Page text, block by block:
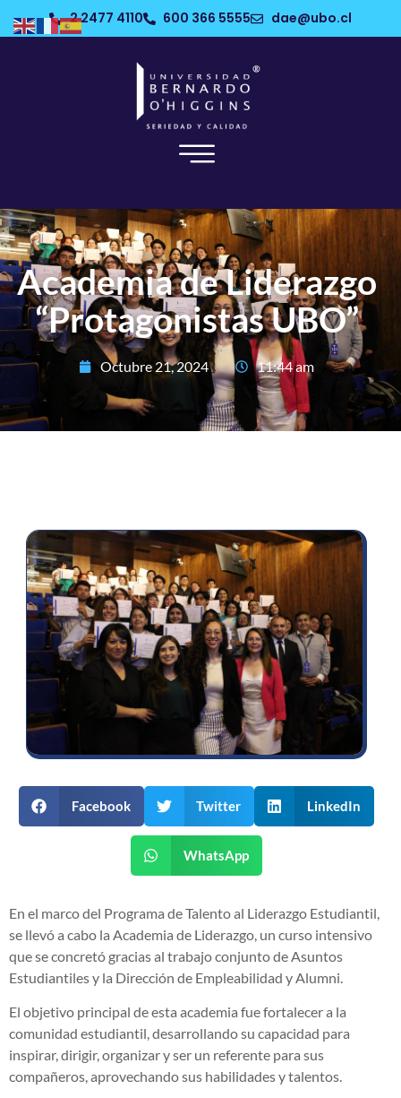
2 2477 4110 600 366 5555 dae@ubo.cl
Academia de Liderazgo
“Protagonistas UBO”
Octubre 21, 2024 11:44 am
Facebook Twitter LinkedIn
WhatsApp
En el marco del Programa de Talento al Liderazgo Estudiantil,
se llevó a cabo la Academia de Liderazgo, un curso intensivo
que se concretó gracias al trabajo conjunto de Asuntos
Estudiantiles y la Dirección de Empleabilidad y Alumni.
El objetivo principal de esta academia fue fortalecer a la
comunidad estudiantil, desarrollando su capacidad para
inspirar, dirigir, organizar y ser un referente para sus
compañeros, aprovechando sus habilidades y talentos.